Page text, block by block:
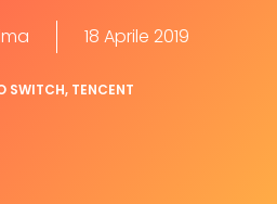
18 Aprile 2019
SWITCH, TENCENT